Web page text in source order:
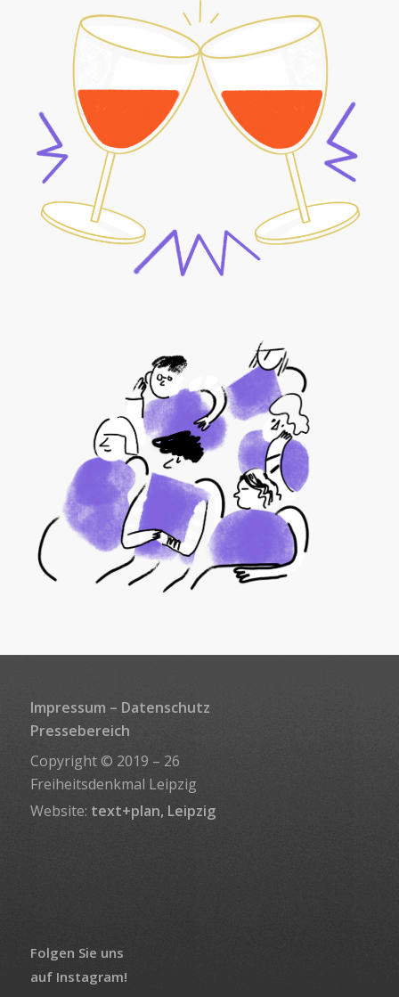
Impressum – Datenschutz
Pressebereich
Copyright © 2019 – 26
Freiheitsdenkmal Leipzig
Website: text+plan, Leipzig
Folgen Sie uns
auf Instagram!